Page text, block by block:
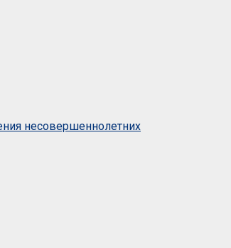
несовершеннолетних